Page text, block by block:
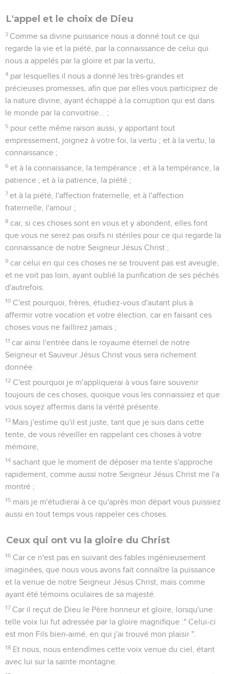
L'appel et le choix de Dieu
3 Comme sa divine puissance nous a donné tout ce qui
regarde la vie et la piété, par la connaissance de celui qui
nous a appelés par la gloire et par la vertu,
4 par lesquelles il nous a donné les très-grandes et
précieuses promesses, afin que par elles vous participiez de
la nature divine, ayant échappé à la corruption qui est dans
le monde par la convoitise... ;
5 pour cette même raison aussi, y apportant tout
empressement, joignez à votre foi, la vertu ; et à la vertu, la
connaissance ;
6 et à la connaissance, la tempérance ; et à la tempérance, la
patience ; et à la patience, la piété ;
7 et à la piété, l'affection fraternelle, et à l'affection
fraternelle, l'amour ;
8 car, si ces choses sont en vous et y abondent, elles font
que vous ne serez pas oisifs ni stériles pour ce qui regarde la
connaissance de notre Seigneur Jésus Christ ;
9 car celui en qui ces choses ne se trouvent pas est aveugle,
et ne voit pas loin, ayant oublié la purification de ses péchés
d'autrefois.
10 C'est pourquoi, frères, étudiez-vous d'autant plus à
affermir votre vocation et votre élection, car en faisant ces
choses vous ne faillirez jamais ;
11 car ainsi l'entrée dans le royaume éternel de notre
Seigneur et Sauveur Jésus Christ vous sera richement
donnée.
12 C'est pourquoi je m'appliquerai à vous faire souvenir
toujours de ces choses, quoique vous les connaissiez et que
vous soyez affermis dans la vérité présente.
13 Mais j'estime qu'il est juste, tant que je suis dans cette
tente, de vous réveiller en rappelant ces choses à votre
mémoire,
14 sachant que le moment de déposer ma tente s'approche
rapidement, comme aussi notre Seigneur Jésus Christ me l'a
montré ;
15 mais je m'étudierai à ce qu'après mon départ vous puissiez
aussi en tout temps vous rappeler ces choses.
Ceux qui ont vu la gloire du Christ
16 Car ce n'est pas en suivant des fables ingénieusement
imaginées, que nous vous avons fait connaître la puissance
et la venue de notre Seigneur Jésus Christ, mais comme
ayant été témoins oculaires de sa majesté.
17 Car il reçut de Dieu le Père honneur et gloire, lorsqu'une
telle voix lui fut adressée par la gloire magnifique :" Celui-ci
est mon Fils bien-aimé, en qui j'ai trouvé mon plaisir ".
18 Et nous, nous entendîmes cette voix venue du ciel, étant
avec lui sur la sainte montagne.